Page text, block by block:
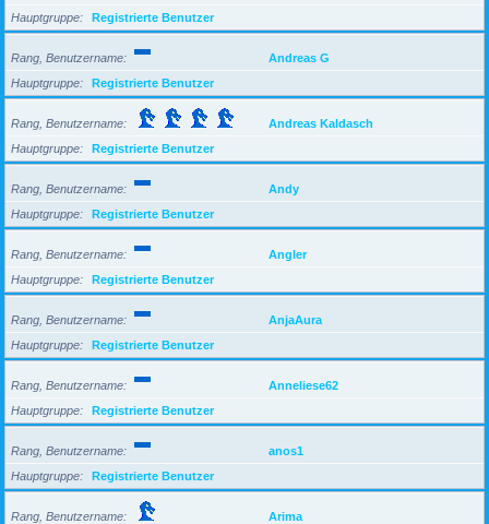
Hauptgruppe
Registrierte Benutzer
Rang, Benutzername
Andreas G
Hauptgruppe
Registrierte Benutzer
Rang, Benutzername
Andreas Kaldasch
Hauptgruppe
Registrierte Benutzer
Rang, Benutzername
Andy
Hauptgruppe
Registrierte Benutzer
Rang, Benutzername
Angler
Hauptgruppe
Registrierte Benutzer
Rang, Benutzername
AnjaAura
Hauptgruppe
Registrierte Benutzer
Rang, Benutzername
Anneliese62
Hauptgruppe
Registrierte Benutzer
Rang, Benutzername
anos1
Hauptgruppe
Registrierte Benutzer
Rang, Benutzername
Arima